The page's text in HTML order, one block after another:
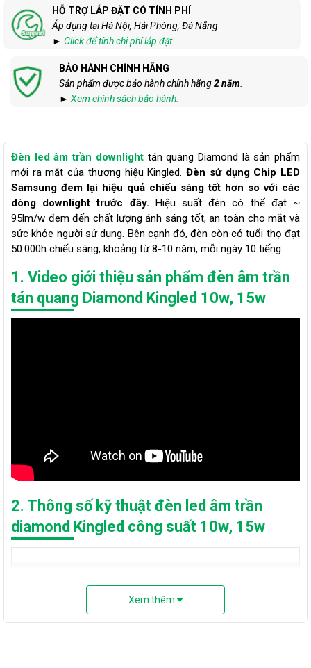
HỖ TRỢ LẮP ĐẶT CÓ TÍNH PHÍ
Áp dụng tại Hà Nội, Hải Phòng, Đà Nẵng
► Click để tính chi phí lắp đặt
BẢO HÀNH CHÍNH HÃNG
Sản phẩm được bảo hành chính hãng2 năm
► Xem chính sách bảo hành.
Đèn led âm trần downlighttán quang Diamond là sản phẩm
mới ra mắt của thương hiệu Kingled.Đèn sử dụng Chip LED
Samsung đem lại hiệu quả chiếu sáng tốt hơn so với các
dòng downlight trước đây. Hiệu suất đèn có thể đạt ~
95lm/w đem đến chất lượng ánh sáng tốt, an toàn cho mắt và
sức khỏe người sử dụng. Bên cạnh đó, đèn còn có tuổi thọ đạt
50.000h chiếu sáng, khoảng từ 8-10 năm, mỗi ngày 10 tiếng.
1. Video giới thiệu sản phẩm đèn âm trần
tán quang Diamond Kingled 10w, 15w
2. Thông số kỹ thuật đèn led âm trần
diamond Kingled công suất 10w, 15w
950
Xem thêm